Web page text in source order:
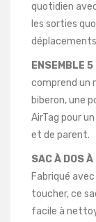
quotidien
les sorties
ENSEMBLE
comprend un
biberon, une
AirTag pour
et de parent.
SAC À DOS
Fabriqué
toucher, ce
facile à